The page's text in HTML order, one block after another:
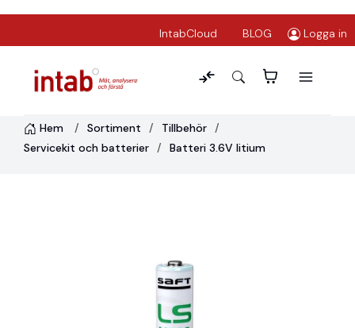
IntabCloud BLOG Logga in
Hem Sortiment
Tillbehör
Servicekit och batterier
Batteri 3.6V litium